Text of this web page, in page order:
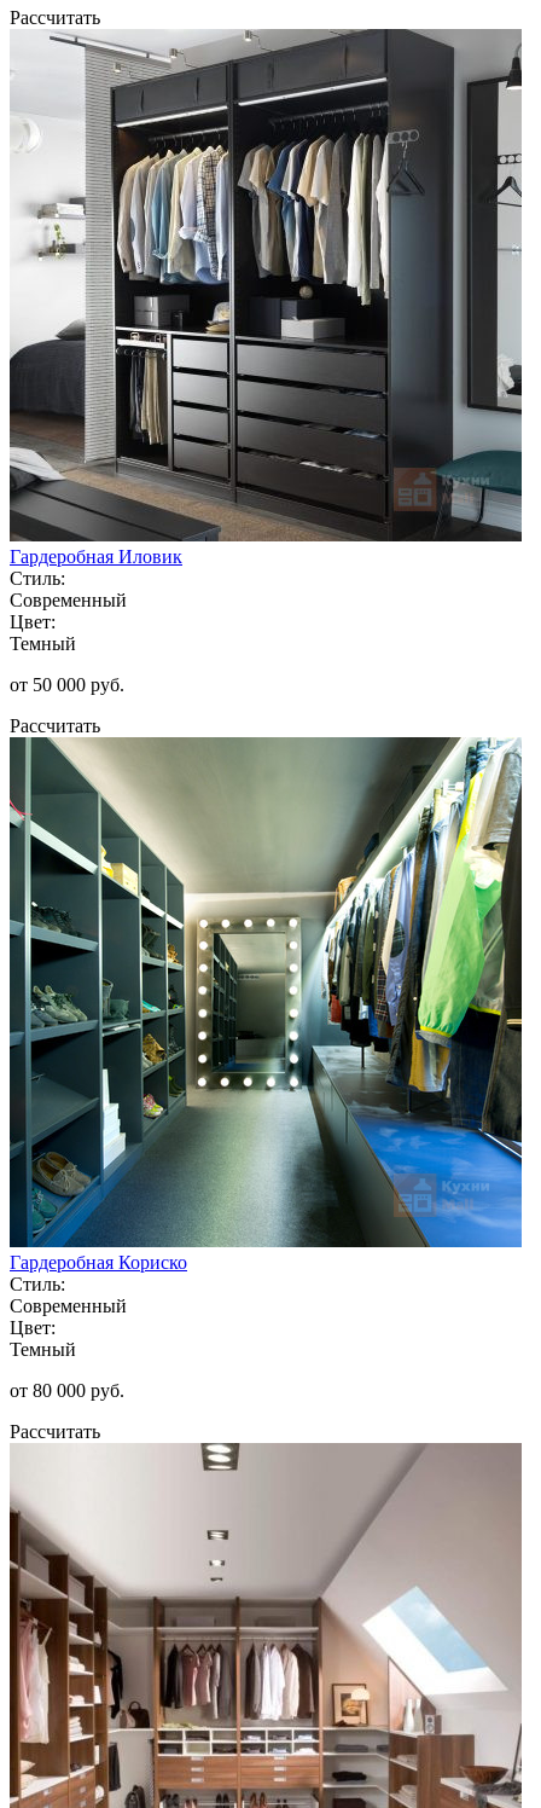
Рассчитать
Гардеробная Иловик
Стиль:
Современный
Цвет:
Темный
от 50 000 руб.
Рассчитать
Гардеробная Кориско
Стиль:
Современный
Цвет:
Темный
от 80 000 руб.
Рассчитать